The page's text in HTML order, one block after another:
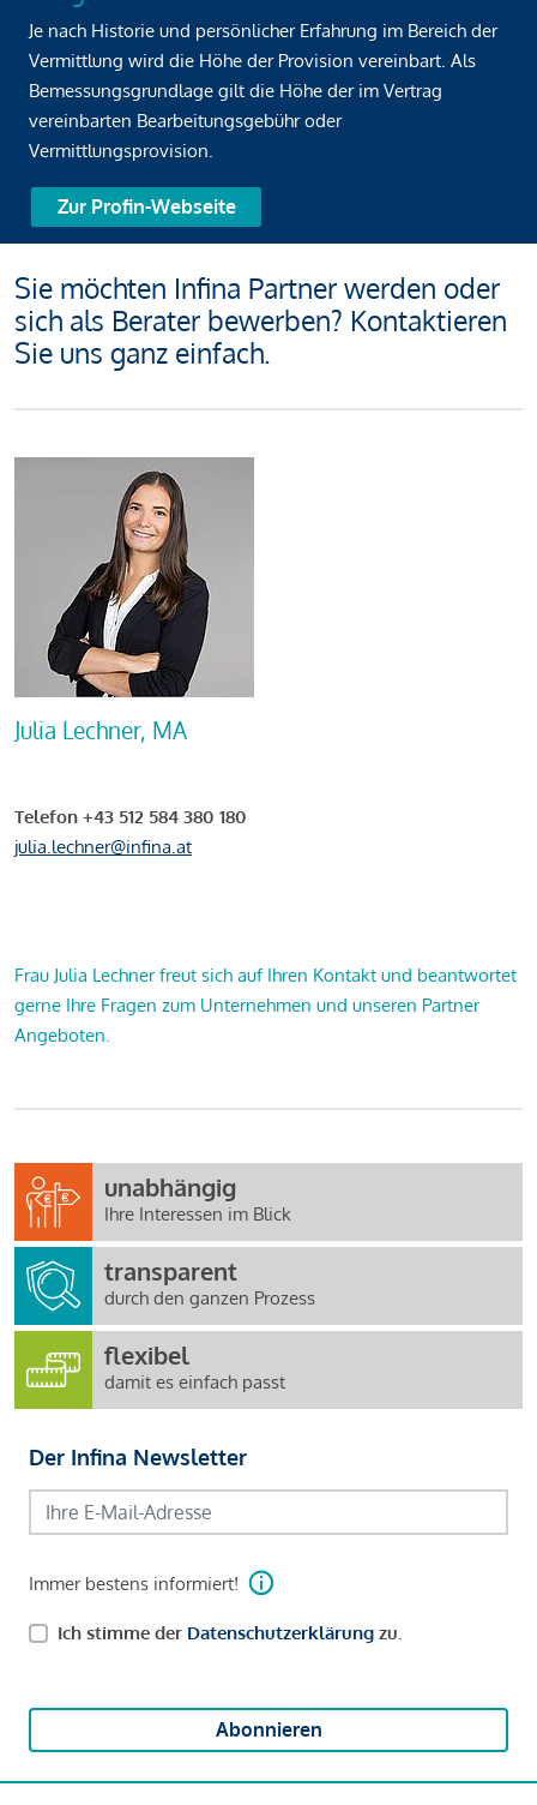
Je nach Historie und persönlicher Erfahrung im Bereich der
Vermittlung wird die Höhe der Provision vereinbart. Als
Bemessungsgrundlage gilt die Höhe der im Vertrag
vereinbarten Bearbeitungsgebühr oder
Vermittlungsprovision.
Zur Profin-Webseite
Sie möchten Infina Partner werden oder
sich als Berater bewerben? Kontaktieren
Sie uns ganz einfach.
Julia Lechner, MA
Telefon +43 512 584 380 180
julia.lechner@infina.at
Frau Julia Lechner freut sich auf Ihren Kontakt und beantwortet
gerne Ihre Fragen zum Unternehmen und unseren Partner
Angeboten.
unabhängig
Ihre Interessen im Blick
transparent
durch den ganzen Prozess
flexibel
damit es einfach passt
Der Infina Newsletter
Immer bestens informiert!
Ich stimme der Datenschutzerklärung zu.
Abonnieren